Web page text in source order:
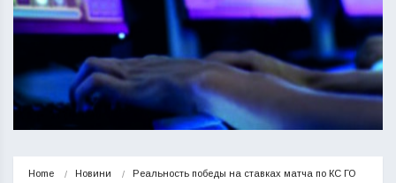
Home Новини Реальность победы на ставках матча по КС ГО